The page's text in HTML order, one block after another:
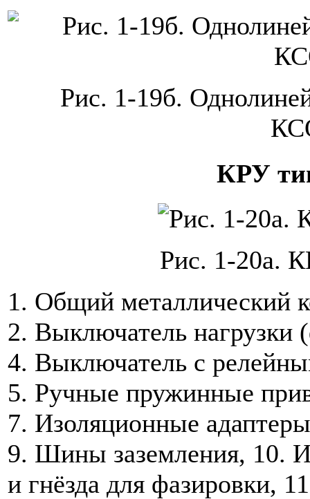
Рис. 1-19б.
КРУ
Рис. 1-20а.
1. Общий металлический
2. Выключатель
4. Выключатель с
5. Ручные пружинные
7. Изоляционные
9. Шины заземления, 10.
и гнёзда для фазировки,